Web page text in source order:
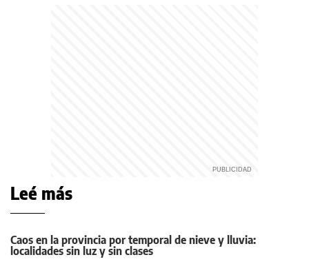
Leé más
Caos en la provincia por temporal de nieve y lluvia:
localidades sin luz y sin clases